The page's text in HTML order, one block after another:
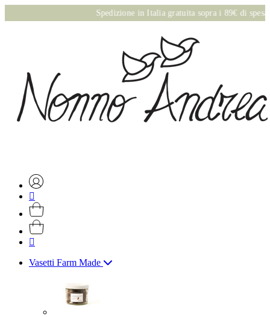
Spedizione in Italia gratuita sopra i 89€ di spesa
Vasetti Farm Made